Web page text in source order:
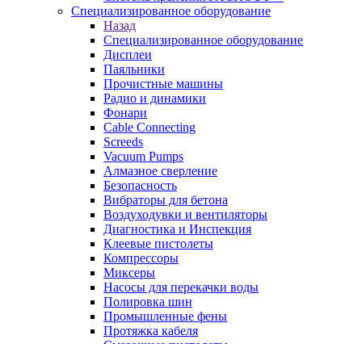
Специализированное оборудование
Назад
Специализированное оборудование
Дисплеи
Паяльники
Прочистные машины
Радио и динамики
Фонари
Cable Connecting
Screeds
Vacuum Pumps
Алмазное сверление
Безопасность
Вибраторы для бетона
Воздуходувки и вентиляторы
Диагностика и Инспекция
Клеевые пистолеты
Компрессоры
Миксеры
Насосы для перекачки воды
Полировка шин
Промышленные фены
Протяжка кабеля